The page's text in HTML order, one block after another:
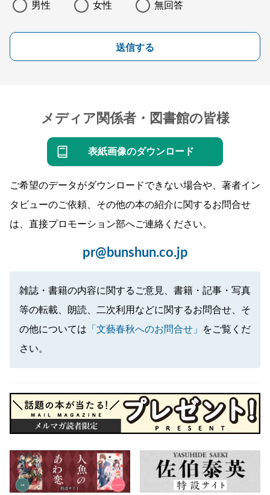
男性 女性 無回答
送信する
メディア関係者・図書館の皆様
表紙画像のダウンロード
ご希望のデータがダウンロードできない場合や、著者イン
タビューのご依頼、その他の本の紹介に関するお問合せ
は、直接プロモーション部へご連絡ください。
pr@bunshun.co.jp
雑誌・書籍の内容に関するご意見、書籍・記事・写真
等の転載、朗読、二次利用などに関するお問合せ、そ
の他については 「文藝春秋へのお問合せ」
をご覧くだ
さい。